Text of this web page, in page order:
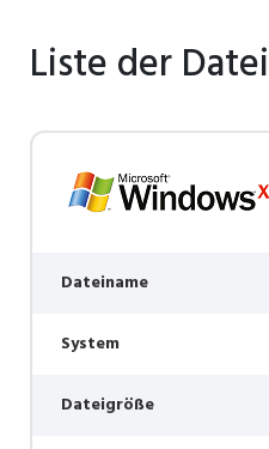
Liste der
Dateiname
System
Dateigröße